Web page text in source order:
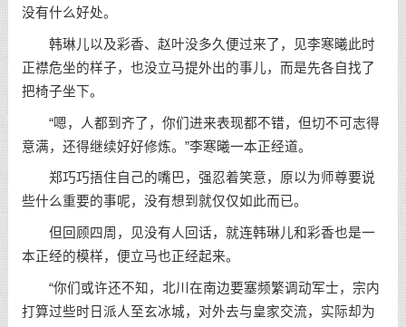
没有什么好处。
韩琳儿以及彩香、赵叶没多久便过来了，见李寒曦此时
正襟危坐的样子，也没立马提外出的事儿，而是先各自找了
把椅子坐下。
“嗯，人都到齐了，你们进来表现都不错，但切不可志得
意满，还得继续好好修炼。”李寒曦一本正经道。
郑巧巧捂住自己的嘴巴，强忍着笑意，原以为师尊要说
些什么重要的事呢，没有想到就仅仅如此而已。
但回顾四周，见没有人回话，就连韩琳儿和彩香也是一
本正经的模样，便立马也正经起来。
“你们或许还不知，北川在南边要塞频繁调动军士，宗内
打算过些时日派人至玄冰城，对外去与皇家交流，实际却为